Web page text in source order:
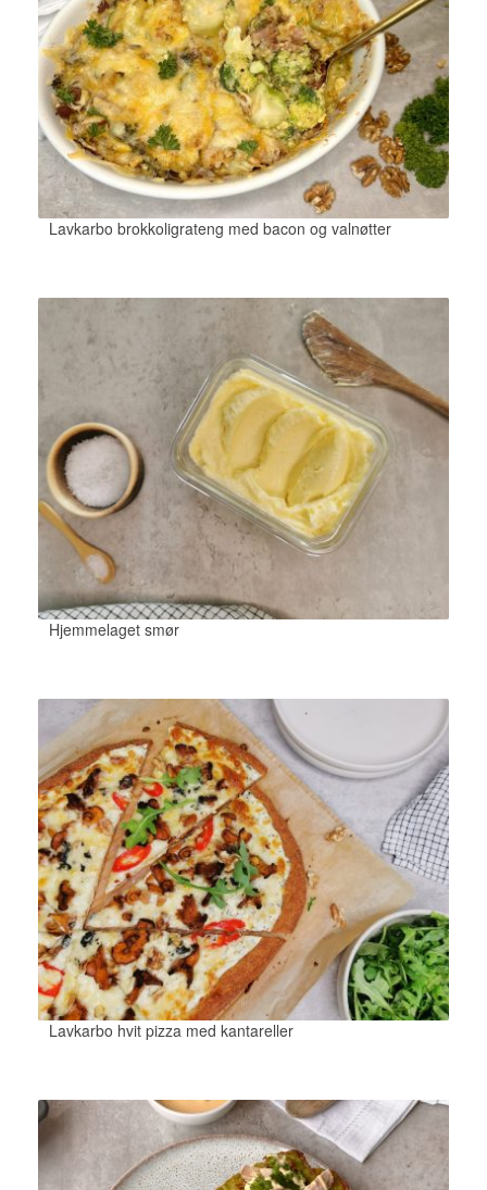
Lavkarbo brokkoligrateng med bacon og valnøtter
Hjemmelaget smør
Lavkarbo hvit pizza med kantareller